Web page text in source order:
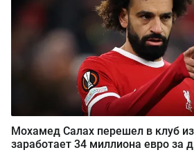
Мохамед Салах перешел в клуб
заработает 34 миллиона евро за